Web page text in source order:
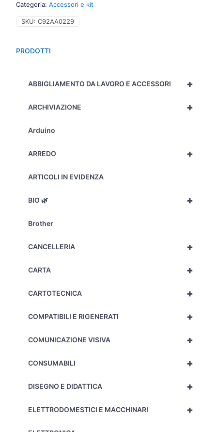
PRODOTTI
+
ABBIGLIAMENTO DA LAVORO E ACCESSORI
+
ARCHIVIAZIONE
Arduino
+
ARREDO
ARTICOLI IN EVIDENZA
+
BIO 🌿
Brother
+
CANCELLERIA
+
CARTA
+
CARTOTECNICA
+
COMPATIBILI E RIGENERATI
+
COMUNICAZIONE VISIVA
+
CONSUMABILI
+
DISEGNO E DIDATTICA
+
ELETTRODOMESTICI E MACCHINARI
riga
20cm,
1
-
Categoria: Accessori e kit
SKU: C92AA0229